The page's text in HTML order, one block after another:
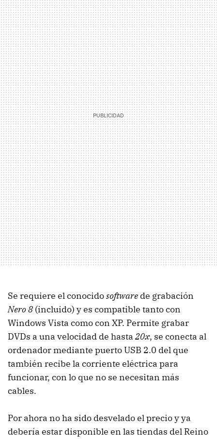
Se requiere el conocidosoftware de grabación
Nero 8 (incluido) y es compatible tanto con
Windows Vista como con XP. Permite grabar
DVDs a una velocidad de hasta20x, se conecta al
ordenador mediante puerto USB 2.0 del que
también recibe la corriente eléctrica para
funcionar, con lo que no se necesitan más
cables.
Por ahora no ha sido desvelado el precio y ya
debería estar disponible en las tiendas del Reino